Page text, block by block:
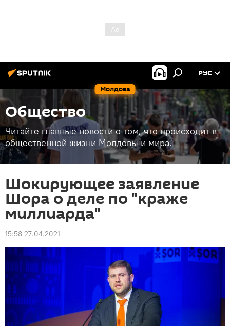
Молдова
РУС
Общество
Читайте главные новости о том, что происходит в
общественной жизни Молдовы и мира.
Шокирующее заявление
Шора о деле по "краже
миллиарда"
15:58 27.04.2021